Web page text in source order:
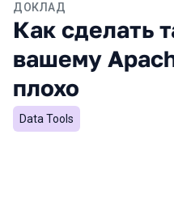
ДОКЛАД
Как сделать
вашему
плохо
Data Tools